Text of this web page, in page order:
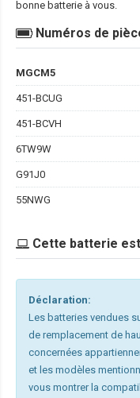
bonne batterie à vous.
Numéros de
MGCM5
451-BCUG
451-BCVH
6TW9W
G91J0
55NWG
Cette batterie
Déclaration:
Les batteries vendues
de remplacement de
concernées
et les modèles
vous montrer la